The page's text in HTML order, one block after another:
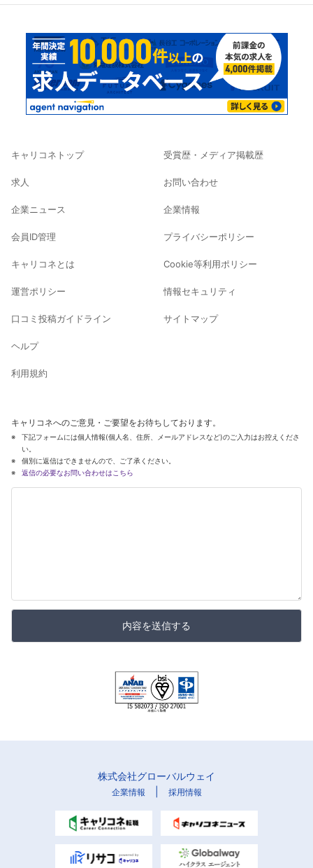
キャリコネトップ
求人
企業ニュース
会員ID管理
キャリコネとは
運営ポリシー
口コミ投稿ガイドライン
ヘルプ
利用規約
受賞歴・メディア掲載歴
お問い合わせ
企業情報
プライバシーポリシー
Cookie等利用ポリシー
情報セキュリティ
サイトマップ
キャリコネへのご意見・ご要望をお待ちしております。
下記フォームには個人情報(個人名、住所、メールアドレスなど)のご入力はお控えくださ
い。
個別に返信はできませんので、ご了承ください。
返信の必要なお問い合わせはこちら
内容を送信する
株式会社グローバルウェイ
企業情報 採用情報